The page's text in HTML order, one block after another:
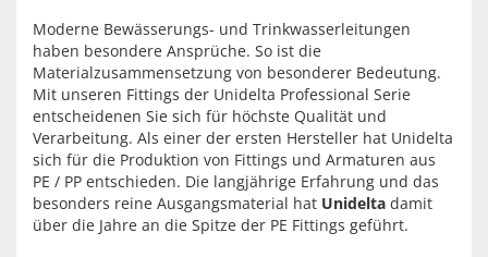
Moderne Bewässerungs- und Trinkwasserleitungen
haben besondere Ansprüche. So ist die
Materialzusammensetzung von besonderer Bedeutung.
Mit unseren Fittings der Unidelta Professional Serie
entscheidenen Sie sich für höchste Qualität und
Verarbeitung. Als einer der ersten Hersteller hat Unidelta
sich für die Produktion von Fittings und Armaturen aus
PE / PP entschieden. Die langjährige Erfahrung und das
besonders reine Ausgangsmaterial hat Unidelta damit
über die Jahre an die Spitze der PE Fittings geführt.